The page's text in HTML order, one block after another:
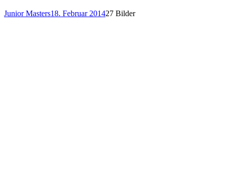
Junior Masters18. Februar 201427 Bilder